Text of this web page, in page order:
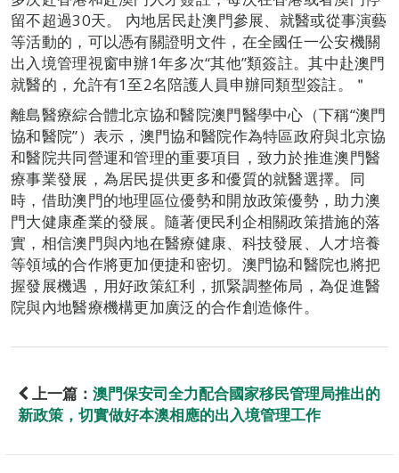
留不超過30天。 內地居民赴澳門參展、就醫或從事演藝
等活動的，可以憑有關證明文件，在全國任一公安機關
出入境管理視窗申辦1年多次“其他”類簽註。其中赴澳門
就醫的，允許有1至2名陪護人員申辦同類型簽註。＂
離島醫療綜合體北京協和醫院澳門醫學中心（下稱“澳門
協和醫院”）表示，澳門協和醫院作為特區政府與北京協
和醫院共同營運和管理的重要項目，致力於推進澳門醫
療事業發展，為居民提供更多和優質的就醫選擇。同
時，借助澳門的地理區位優勢和開放政策優勢，助力澳
門大健康產業的發展。隨著便民利企相關政策措施的落
實，相信澳門與內地在醫療健康、科技發展、人才培養
等領域的合作將更加便捷和密切。澳門協和醫院也將把
握發展機遇，用好政策紅利，抓緊調整佈局，為促進醫
院與內地醫療機構更加廣泛的合作創造條件。
上一篇： 澳門保安司全力配合國家移民管理局推出的
新政策，切實做好本澳相應的出入境管理工作